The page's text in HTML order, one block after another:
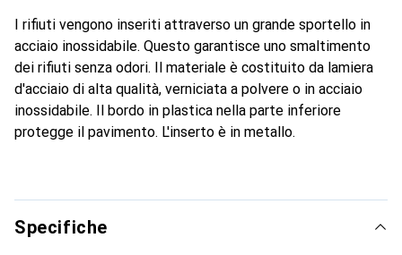
I rifiuti vengono inseriti attraverso un grande sportello in
acciaio inossidabile. Questo garantisce uno smaltimento
dei rifiuti senza odori. Il materiale è costituito da lamiera
d'acciaio di alta qualità, verniciata a polvere o in acciaio
inossidabile. Il bordo in plastica nella parte inferiore
protegge il pavimento. L'inserto è in metallo.
Specifiche